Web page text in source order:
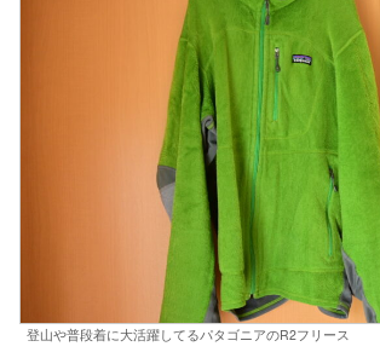
登山や普段着に大活躍してるパタゴニアのR2フリース